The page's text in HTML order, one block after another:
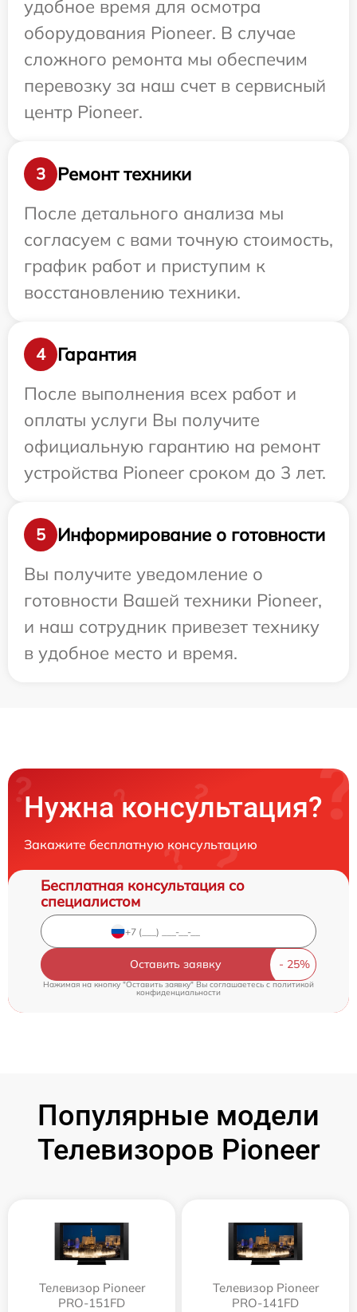
удобное время для осмотра
оборудования Pioneer. В случае
сложного ремонта мы обеспечим
перевозку за наш счет в сервисный
центр Pioneer.
3
Ремонт техники
После детального анализа мы
согласуем с вами точную стоимость,
график работ и приступим к
восстановлению техники.
4
Гарантия
После выполнения всех работ и
оплаты услуги Вы получите
официальную гарантию на ремонт
устройства Pioneer сроком до 3 лет.
5
Информирование о готовности
Вы получите уведомление о
готовности Вашей техники Pioneer,
и наш сотрудник привезет технику
в удобное место и время.
Нужна консультация?
Закажите бесплатную консультацию
Бесплатная консультация со
специалистом
Оставить заявку
Нажимая на кнопку "Оставить заявку" Вы соглашаетесь c политикой
конфиденциальности
Популярные модели
Телевизоров Pioneer
Телевизор Pioneer
PRO-151FD
Телевизор Pioneer
PRO-141FD